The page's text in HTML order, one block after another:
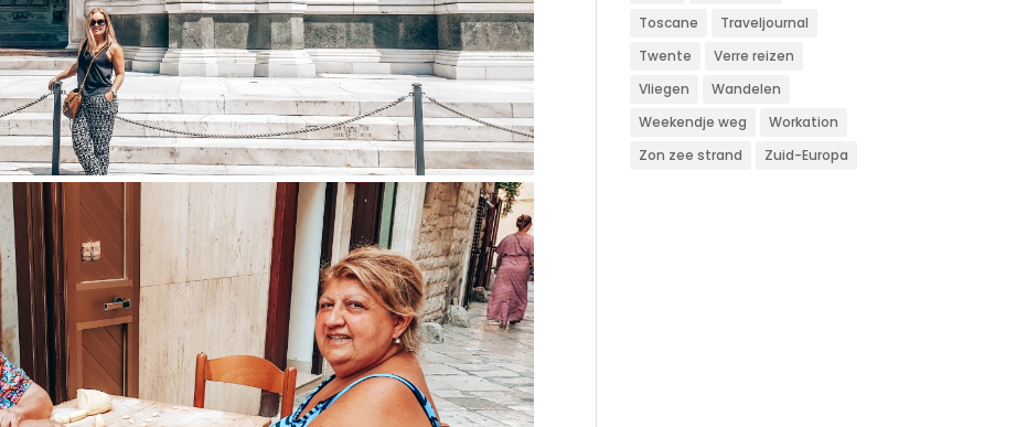
Toscane
Traveljournal
Twente
Verre reizen
Vliegen
Wandelen
Weekendje weg
Workation
Zon zee strand
Zuid-Europa